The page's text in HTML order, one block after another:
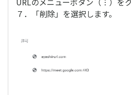
７．「削除」を選択します。